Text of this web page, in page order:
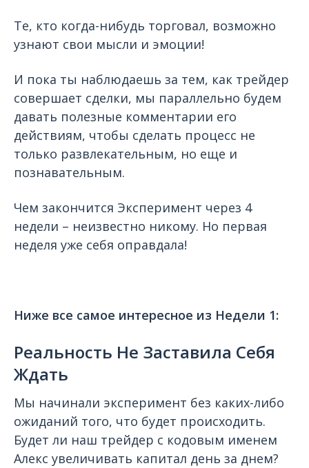
Те, кто когда-нибудь торговал, возможно
узнают свои мысли и эмоции!
И пока ты наблюдаешь за тем, как трейдер
совершает сделки, мы параллельно будем
давать полезные комментарии его
действиям, чтобы сделать процесс не
только развлекательным, но еще и
познавательным.
Чем закончится Эксперимент через 4
недели – неизвестно никому. Но первая
неделя уже себя оправдала!
Ниже все самое интересное из Недели 1:
Реальность Не Заставила Себя
Ждать
Мы начинали эксперимент без каких-либо
ожиданий того, что будет происходить.
Будет ли наш трейдер с кодовым именем
Алекс увеличивать капитал день за днем?